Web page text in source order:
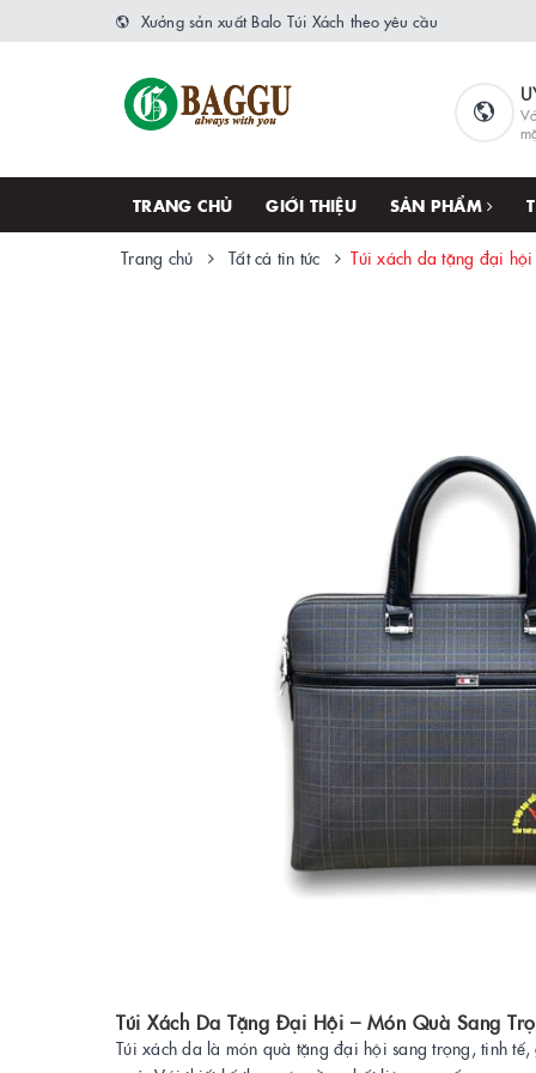
Xưởng sản xuất Balo Túi Xách theo yêu cầu
TRANG CHỦ GIỚI THIỆU SẢN PHẨM
Trang chủ Tất cả tin tức Túi xách da tặng đại hội
Túi Xách Da Tặng Đại Hội – Món Quà Sang
Túi xách da là món quà tặng đại hội sang trọng, tinh